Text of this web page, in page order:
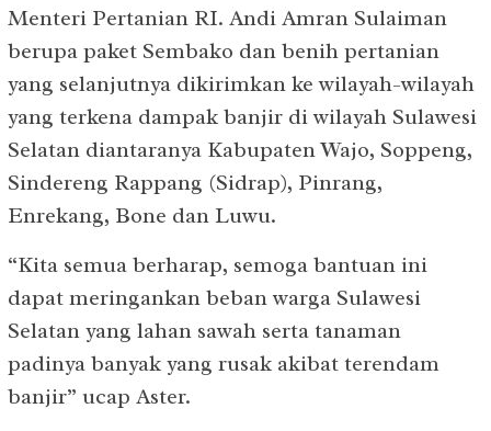
Menteri Pertanian RI. Andi Amran Sulaiman
berupa paket Sembako dan benih pertanian
yang selanjutnya dikirimkan ke wilayah-wilayah
yang terkena dampak banjir di wilayah Sulawesi
Selatan diantaranya Kabupaten Wajo, Soppeng,
Sindereng Rappang (Sidrap), Pinrang,
Enrekang, Bone dan Luwu.
“Kita semua berharap, semoga bantuan ini
dapat meringankan beban warga Sulawesi
Selatan yang lahan sawah serta tanaman
padinya banyak yang rusak akibat terendam
banjir” ucap Aster.